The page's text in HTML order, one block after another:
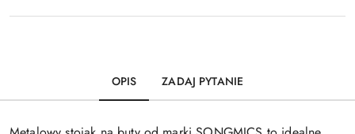
OPIS ZADAJ PYTANIE